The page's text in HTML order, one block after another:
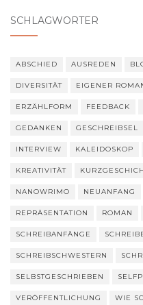
SCHLAGWÖRTER
ABSCHIED AUSREDEN
DIVERSITÄT EIGENER
ERZÄHLFORM FEEDBACK
GEDANKEN GESCHREIBSEL
INTERVIEW KALEIDOSKOP
KREATIVITÄT
NANOWRIMO NEUANFANG
REPRÄSENTATION ROMAN
SCHREIBANFÄNGE
SCHREIBSCHWESTERN
SELBSTGESCHRIEBEN
VERÖFFENTLICHUNG WIE